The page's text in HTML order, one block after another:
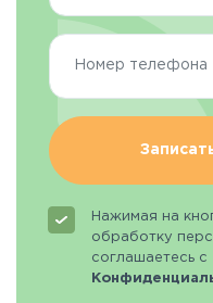
Нажимая на
обработку
соглашаетесь с